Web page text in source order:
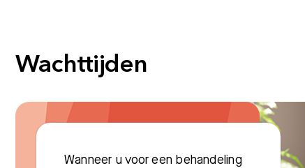
Wachttijden
Wanneer u voor een behandeling